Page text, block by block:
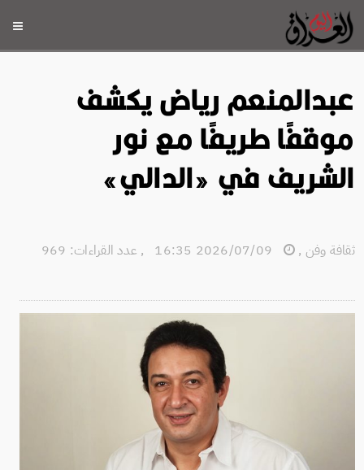
عبدالمنعم رياض يكشف
موقفًا طريفًا مع نور
الشريف في «الدالي»
ثقافة وفن ,
, عدد القراءات: 969